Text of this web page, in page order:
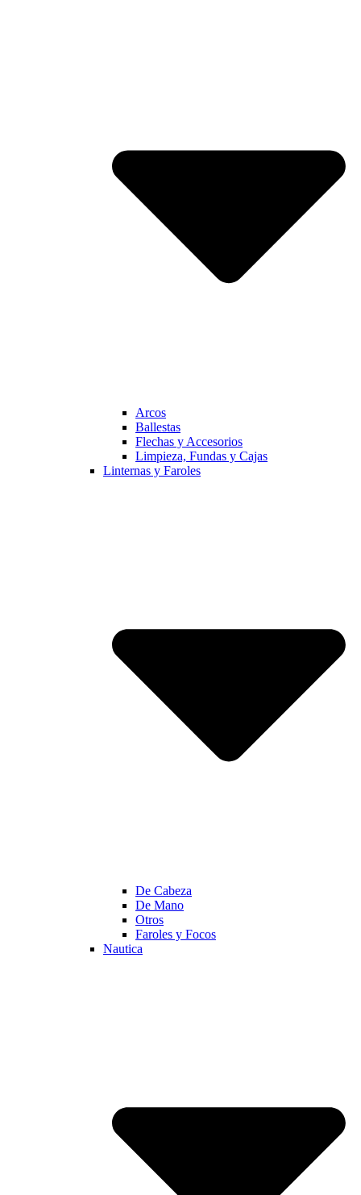
Arcos
Ballestas
Flechas y Accesorios
Limpieza, Fundas y Cajas
Linternas y Faroles
De Cabeza
De Mano
Otros
Faroles y Focos
Nautica